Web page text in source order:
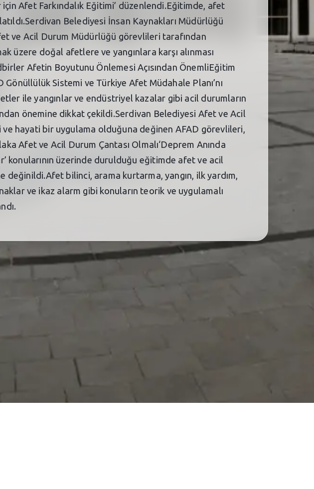
Afet Farkındalık Eğitimi’ düzenlendi.Eğitimde, afet
Belediyesi İnsan Kaynakları Müdürlüğü
ve Acil Durum Müdürlüğü görevlileri tarafından
üzere doğal afetlere ve yangınlara karşı alınması
Afetin Boyutunu Önlemesi Açısından ÖnemliEğitim
Gönüllülük Sistemi ve Türkiye Afet Müdahale Planı’nı
ile yangınlar ve endüstriyel kazalar gibi acil durumların
önemine dikkat çekildi.Serdivan Belediyesi Afet ve Acil
hayati bir uygulama olduğuna değinen AFAD görevlileri,
Afet ve Acil Durum Çantası Olmalı‘Deprem Anında
konularının üzerinde durulduğu eğitimde afet ve acil
değinildi.Afet bilinci, arama kurtarma, yangın, ilk yardım,
ve ikaz alarm gibi konuların teorik ve uygulamalı